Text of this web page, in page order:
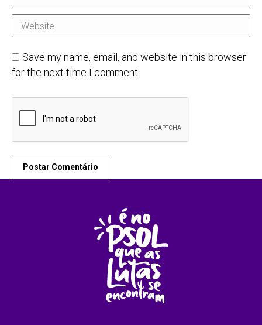
Website
Save my name, email, and website in this browser
for the next time I comment.
Postar Comentário